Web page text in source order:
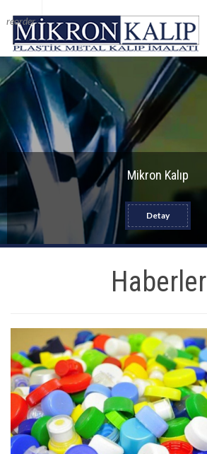
reorder
Mikron Kalıp
Detay
Haberler